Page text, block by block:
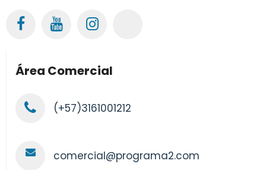
Área Comercial
(+57)3161001212
comercial@programa2.com